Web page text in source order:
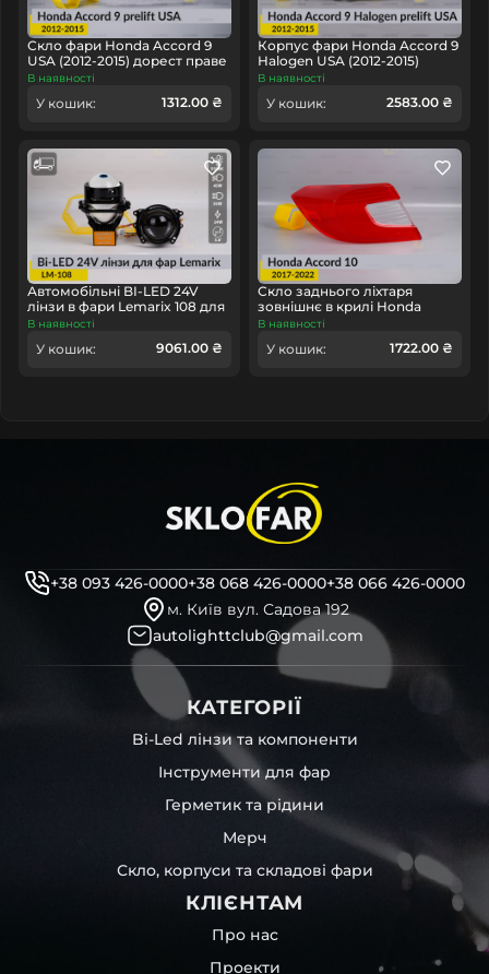
заміни ДХО прямо наСклоФар. Якщо вам потрібна
допомога у встановленні лінз, світловодів пропонуємо
нашихпартнерів.
Скло фари Honda Accord 9
USA (2012-2015) дорест праве
В наявності
У кошик: 1312.00 ₴
Корпус фари Honda Accord 9
Halogen USA (2012-2015)
дорест правий
В наявності
У кошик: 2583.00 ₴
Автомобільні BI-LED 24V
лінзи в фари Lemarix 108 для
вантажних авто
В наявності
У кошик: 9061.00 ₴
Скло заднього ліхтаря
зовнішнє в крилі Honda
Accord 10 (2017-2022) ліве
В наявності
У кошик: 1722.00 ₴
+38 093 426-0000+38 068 426-0000+38 066 426-0000
м. Київ вул. Садова 192
autolighttclub@gmail.com
КАТЕГОРІЇ
Bi-Led лінзи та компоненти
Інструменти для фар
Герметик та рідини
Мерч
Скло, корпуси та складові фари
КЛІЄНТАМ
Про нас
Проекти